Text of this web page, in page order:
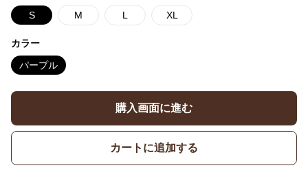
S M L XL
カラー
パープル
購入画面に進む
カートに追加する